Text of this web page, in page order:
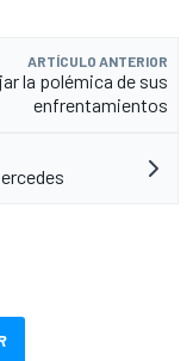
ARTÍCULO ANTERIOR
la polémica de sus
enfrentamientos